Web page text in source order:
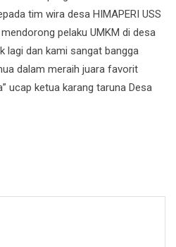
tim wira desa HIMAPERI USS
pelaku UMKM di desa
lagi dan kami sangat bangga
dalam meraih juara favorit
ucap ketua karang taruna Desa